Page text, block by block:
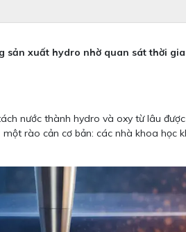
sản xuất hydro nhờ quan sát thời
nước thành hydro và oxy từ lâu
rào cản cơ bản: các nhà khoa